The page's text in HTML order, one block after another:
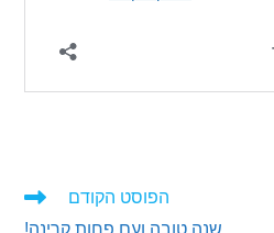
הפוסט הקודם